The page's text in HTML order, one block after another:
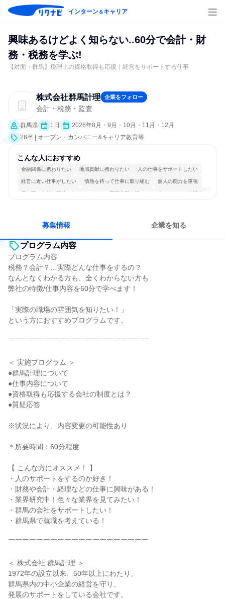
インターン＆キャリア
興味あるけどよく知らない..60分で会計・財
務・税務を学ぶ!
【対面・群馬】税理士の資格取得も応援｜経営をサポートする仕事
株式会社群馬計理 企業をフォロー
会計・税務・監査
群馬県 1日
2026年8月・9月・10月・11月・12月
28卒 | オープン・カンパニー&キャリア教育等
こんな人におすすめ
金融関係に携わりたい 地域貢献に携わりたい 人の仕事をサポートしたい
経営に近い仕事がしたい 情熱を持って仕事に取り組む 個人の能力を重視
長く同じ会社に居続けられる 一つの専門分野を極める 人とたくさん会話する
募集情報 企業を知る
プログラム内容
プログラム内容
税務？会計？…実際どんな仕事をするの？
なんとなくわかる方も、全くわからない方も
弊社の特徴/仕事内容を60分で学べます！
「実際の職場の雰囲気を知りたい！」
という方におすすめプログラムです。
￣￣￣￣￣￣￣￣￣￣￣￣￣￣￣￣￣￣￣￣
＜ 実施プログラム ＞
●群馬計理について
●仕事内容について
●資格取得も応援する会社の制度とは？
●質疑応答
※状況により、内容変更の可能性あり
＊所要時間：60分程度
【 こんな方にオススメ！ 】
・人のサポートをするのか好き！
・財務や会計・経理などの仕事に興味がある！
・業界研究中！色々な業界を見てみたい！
・群馬の会社をサポートしたい！
・群馬県で就職を考えている！
￣￣￣￣￣￣￣￣￣￣￣￣￣￣￣￣￣￣￣￣
＜ 株式会社 群馬計理 ＞
1972年の設立以来、50年以上にわたり、
群馬県内の中小企業の経営を守り、
発展のサポートをしている会社です。